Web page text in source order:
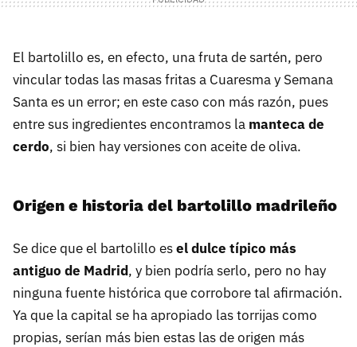
El bartolillo es, en efecto, una fruta de sartén, pero
vincular todas las masas fritas a Cuaresma y Semana
Santa es un error; en este caso con más razón, pues
entre sus ingredientes encontramos la manteca de
cerdo, si bien hay versiones con aceite de oliva.
Origen e historia del bartolillo madrileño
Se dice que el bartolillo esel dulce típico más
antiguo de Madrid, y bien podría serlo, pero no hay
ninguna fuente histórica que corrobore tal afirmación.
Ya que la capital se ha apropiado las torrijas como
propias, serían más bien estas las de origen más